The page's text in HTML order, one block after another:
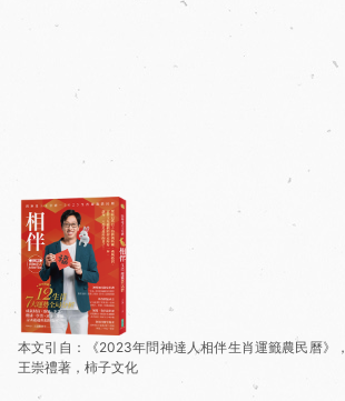
本文引自：《2023年問神達人相伴生肖運籤農民曆》，
王崇禮著，柿子文化